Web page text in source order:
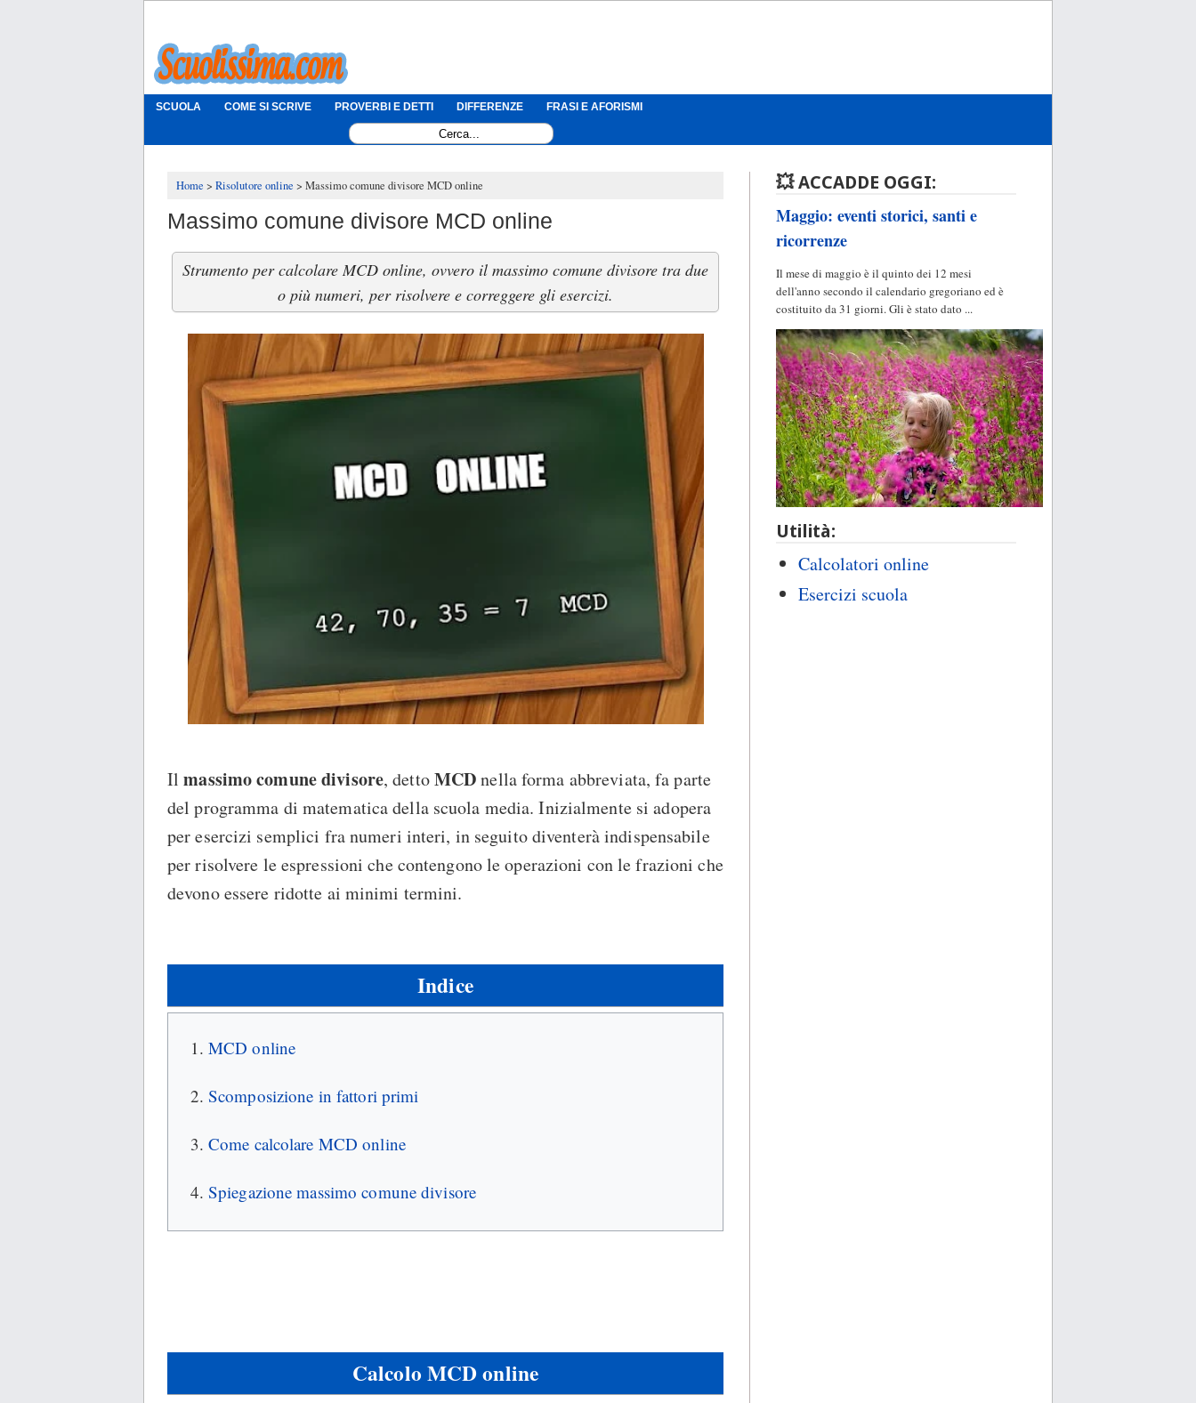
SCUOLA COME SI SCRIVE PROVERBI E DETTI DIFFERENZE FRASI E AFORISMI
Home Risolutore online Massimo comune divisore MCD online
Massimo comune divisore MCD online
Strumento per calcolare MCD online, ovvero il massimo comune divisore tra due
o più numeri, per risolvere e correggere gli esercizi.
Ilmassimo comune divisore, dettoMCDnella forma abbreviata, fa parte
del programma di matematica della scuola media. Inizialmente si adopera
per esercizi semplici fra numeri interi, in seguito diventerà indispensabile
per risolvere le espressioni che contengono le operazioni con le frazioni che
devono essere ridotte ai minimi termini.
Indice
MCD online
Scomposizione in fattori primi
Come calcolare MCD online
Spiegazione massimo comune divisore
Calcolo MCD online
💥 ACCADDE OGGI:
Maggio: eventi storici, santi e
ricorrenze
Il mese di maggio è il quinto dei 12 mesi
dell'anno secondo il calendario gregoriano ed è
costituito da 31 giorni. Gli è stato dato ...
Utilità:
Calcolatori online
Esercizi scuola